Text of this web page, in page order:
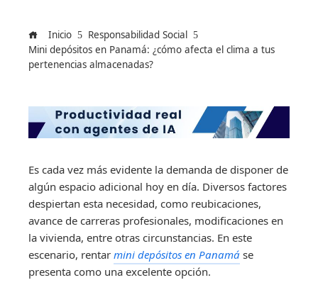
Inicio
Responsabilidad Social
Mini depósitos en Panamá: ¿cómo afecta el clima a tus
pertenencias almacenadas?
Es cada vez más evidente la demanda de disponer de
algún espacio adicional hoy en día. Diversos factores
despiertan esta necesidad, como reubicaciones,
avance de carreras profesionales, modificaciones en
la vivienda, entre otras circunstancias. En este
escenario, rentar mini depósitos en Panamá se
presenta como una excelente opción.